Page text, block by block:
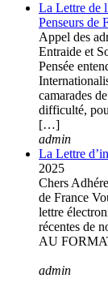
La Lettre de
Penseurs de
Appel des
Entraide et
Pensée
camarades
difficulté,
[…]
admin
La Lettre
2025
Chers
de France
lettre
récentes de
AU
admin